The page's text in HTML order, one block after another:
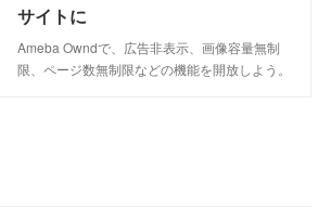
サイトに
Ameba Owndで、広告非表示、画像容量無制
限、ページ数無制限などの機能を開放しよう。